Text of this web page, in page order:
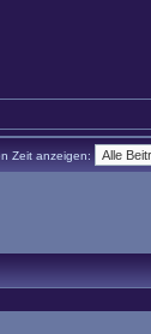
Zeit anzeigen: